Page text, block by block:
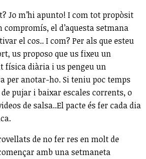
Jo m’hi apunto! I com tot propòsit
compromís, el d’aquesta setmana
el cos.. I com? Per als que esteu
us proposo que us fixeu un
física diària i us pengeu un
per anotar-ho. Si teniu poc temps
pujar i baixar escales corrents, o
de salsa..El pacte és fer cada dia
de no fer res en molt de
amb una setmaneta